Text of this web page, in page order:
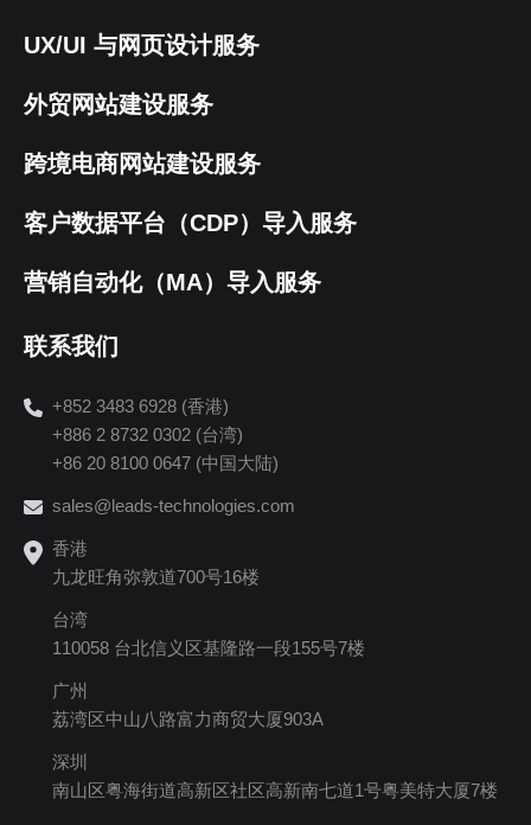
UX/UI 与网页设计服务
外贸网站建设服务
跨境电商网站建设服务
客户数据平台（CDP）导入服务
营销自动化（MA）导入服务
联系我们
+852 3483 6928 (香港)
+886 2 8732 0302 (台湾)
+86 20 8100 0647 (中国大陆)
sales@leads-technologies.com
香港
九龙旺角弥敦道700号16楼
台湾
110058 台北信义区基隆路一段155号7楼
广州
荔湾区中山八路富力商贸大厦903A
深圳
南山区粤海街道高新区社区高新南七道1号粤美特大厦7楼